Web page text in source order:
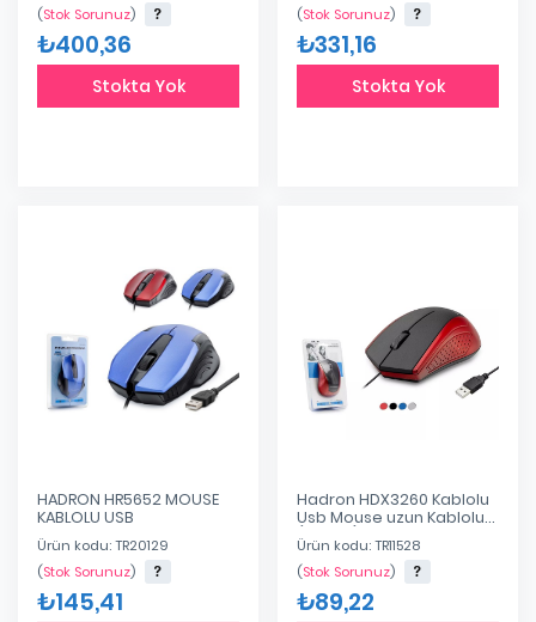
(Stok Sorunuz)
₺400,36
Stokta Yok
(Stok Sorunuz)
₺331,16
Stokta Yok
HADRON HR5652 MOUSE
KABLOLU USB
Ürün kodu: TR20129
(Stok Sorunuz)
₺145,41
Hadron HDX3260 Kablolu
Usb Mouse uzun Kablolu
(143cm)
Ürün kodu: TR11528
(Stok Sorunuz)
₺89,22